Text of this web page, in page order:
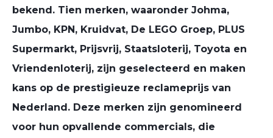
bekend. Tien merken, waaronder Johma,
Jumbo, KPN, Kruidvat, De LEGO Groep, PLUS
Supermarkt, Prijsvrij, Staatsloterij, Toyota en
Vriendenloterij, zijn geselecteerd en maken
kans op de prestigieuze reclameprijs van
Nederland. Deze merken zijn genomineerd
voor hun opvallende commercials, die